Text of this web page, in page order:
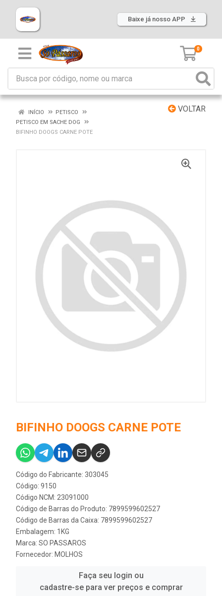
Baixe já nosso APP
0
VOLTAR
INÍCIO
PETISCO
PETISCO EM SACHE DOG
BIFINHO DOOGS CARNE POTE
BIFINHO DOOGS CARNE POTE
Código do Fabricante: 303045
Código: 9150
Código NCM: 23091000
Código de Barras do Produto: 7899599602527
Código de Barras da Caixa: 7899599602527
Embalagem: 1KG
Marca: SO PASSAROS
Fornecedor: MOLHOS
Faça seu login ou
cadastre-se para ver preços e comprar